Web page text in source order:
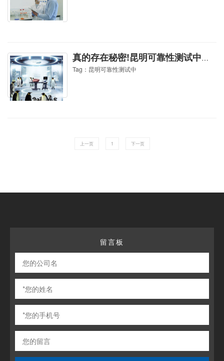
真的存在秘密!昆明可靠性测试中心各位必须需要了解的所有内容
Tag：昆明可靠性测试中
上一页 1 下一页
留言板